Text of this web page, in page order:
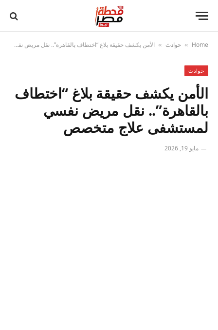
Home
» حوادث » الأمن يكشف حقيقة بلاغ “اختطاف بالقاهرة”.. نقل مريض نفسي لمستشفى علاج متخصص
حوادث
الأمن يكشف حقيقة بلاغ “اختطاف
بالقاهرة”.. نقل مريض نفسي
لمستشفى علاج متخصص
مايو 19, 2026